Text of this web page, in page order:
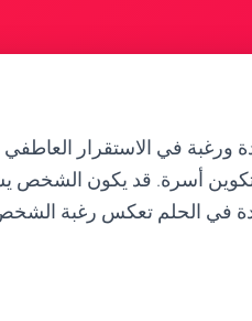
في الاستقرار العاطفي
أسرة. قد يكون الشخص
في الحلم تعكس رغبة